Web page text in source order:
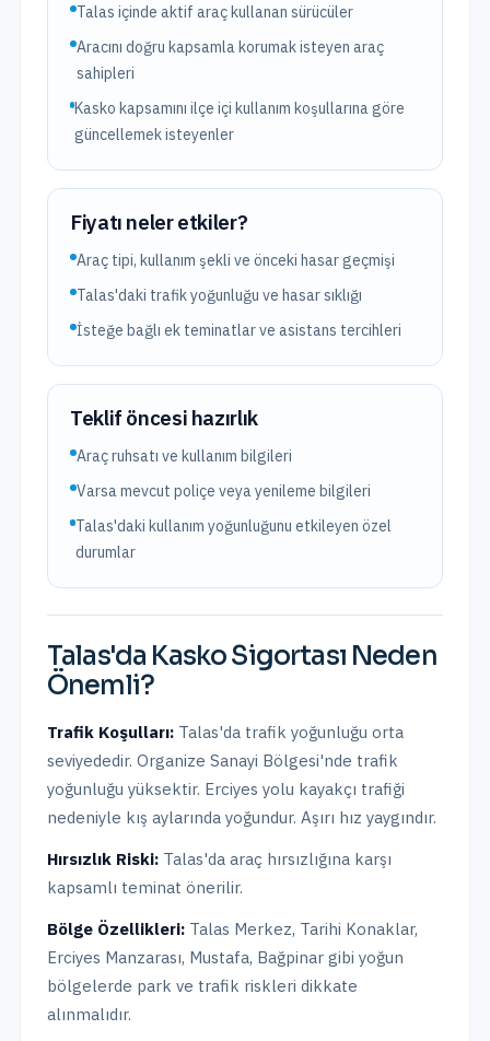
Talas içinde aktif araç kullanan sürücüler
Aracını doğru kapsamla korumak isteyen araç
sahipleri
Kasko kapsamını ilçe içi kullanım koşullarına göre
güncellemek isteyenler
Fiyatı neler etkiler?
Araç tipi, kullanım şekli ve önceki hasar geçmişi
Talas'daki trafik yoğunluğu ve hasar sıklığı
İsteğe bağlı ek teminatlar ve asistans tercihleri
Teklif öncesi hazırlık
Araç ruhsatı ve kullanım bilgileri
Varsa mevcut poliçe veya yenileme bilgileri
Talas'daki kullanım yoğunluğunu etkileyen özel
durumlar
Talas'da Kasko Sigortası Neden
Önemli?
Trafik Koşulları: Talas'da trafik yoğunluğu orta
seviyededir. Organize Sanayi Bölgesi'nde trafik
yoğunluğu yüksektir. Erciyes yolu kayakçı trafiği
nedeniyle kış aylarında yoğundur. Aşırı hız yaygındır.
Hırsızlık Riski: Talas'da araç hırsızlığına karşı
kapsamlı teminat önerilir.
Bölge Özellikleri: Talas Merkez, Tarihi Konaklar,
Erciyes Manzarası, Mustafa, Bağpinar gibi yoğun
bölgelerde park ve trafik riskleri dikkate
alınmalıdır.